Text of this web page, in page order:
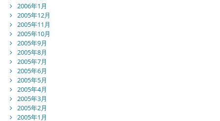
2006年1月
2005年12月
2005年11月
2005年10月
2005年9月
2005年8月
2005年7月
2005年6月
2005年5月
2005年4月
2005年3月
2005年2月
2005年1月